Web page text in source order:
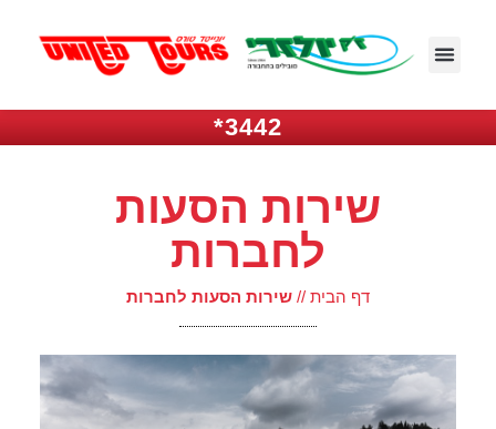
3442*
שירות הסעות
לחברות
דף הבית // שירות הסעות לחברות